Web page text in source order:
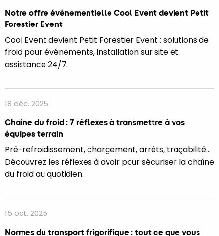
Notre offre événementielle Cool Event devient Petit
Forestier Event
Cool Event devient Petit Forestier Event : solutions de
froid pour événements, installation sur site et
assistance 24/7.
18 déc. 2025
Chaîne du froid : 7 réflexes à transmettre à vos
équipes terrain
Pré-refroidissement, chargement, arrêts, traçabilité…
Découvrez les réflexes à avoir pour sécuriser la chaîne
du froid au quotidien.
15 oct. 2025
Normes du transport frigorifique : tout ce que vous